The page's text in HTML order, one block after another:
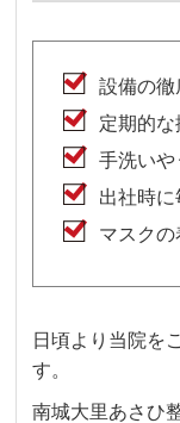
設備の徹
定期的な
手洗い
出社時に
マスクの
日頃より当院を
す。
南城大里あさひ